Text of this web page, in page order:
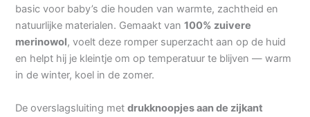
basic voor baby’s die houden van warmte, zachtheid en
natuurlijke materialen. Gemaakt van100% zuivere
merinowol, voelt deze romper superzacht aan op de huid
en helpt hij je kleintje om op temperatuur te blijven — warm
in de winter, koel in de zomer.
De overslagsluiting metdrukknoopjes aan de zijkant